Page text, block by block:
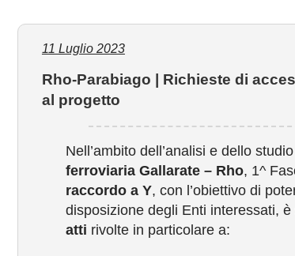
11 Luglio 2023
Rho-Parabiago | Richieste di
al progetto
Nell’ambito dell’analisi e dello
ferroviaria Gallarate – Rho, 1^
raccordo a Y, con l’obiettivo di
disposizione degli Enti interessati,
atti rivolte in particolare a: